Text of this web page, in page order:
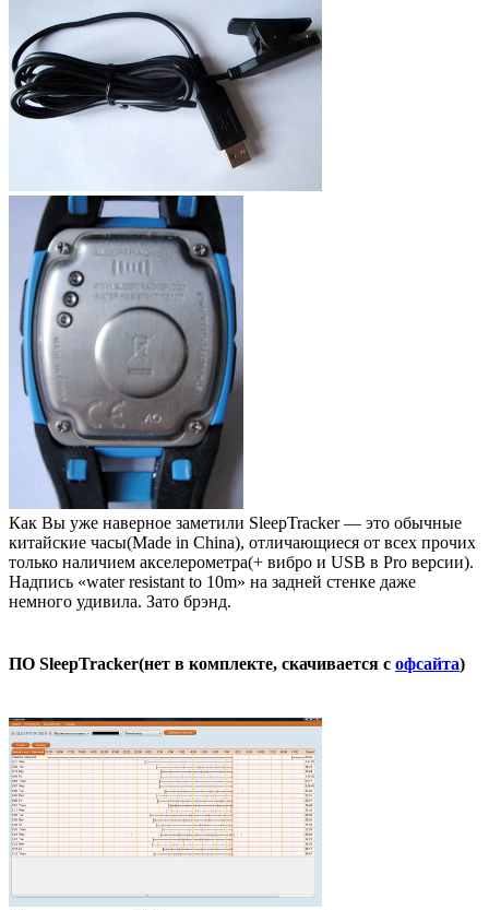
Как Вы уже наверное заметили SleepTracker — это обычные
китайские часы(Made in China), отличающиеся от всех прочих
только наличием акселерометра(+ вибро и USB в Pro версии).
Надпись «water resistant to 10m» на задней стенке даже
немного удивила. Зато брэнд.
ПО SleepTracker(нет в комплекте, скачивается с офсайта)